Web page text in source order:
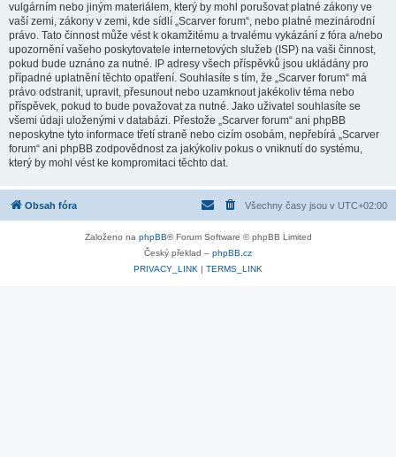
vulgárním nebo jiným materiálem, který by mohl porušovat platné zákony ve
vaší zemi, zákony v zemi, kde sídlí „Scarver forum“, nebo platné mezinárodní
právo. Tato činnost může vést k okamžitému a trvalému vykázání z fóra a/nebo
upozornění vašeho poskytovatele internetových služeb (ISP) na vaši činnost,
pokud bude uznáno za nutné. IP adresy všech příspěvků jsou ukládány pro
případné uplatnění těchto opatření. Souhlasíte s tím, že „Scarver forum“ má
právo odstranit, upravit, přesunout nebo uzamknout jakékoliv téma nebo
příspěvek, pokud to bude považovat za nutné. Jako uživatel souhlasíte se
všemi údaji uloženými v databázi. Přestože „Scarver forum“ ani phpBB
neposkytne tyto informace třetí straně nebo cizím osobám, nepřebírá „Scarver
forum“ ani phpBB zodpovědnost za jakýkoliv pokus o vniknutí do systému,
který by mohl vést ke kompromitaci těchto dat.
Obsah fóra Všechny časy jsou v UTC+02:00
Založeno na phpBB® Forum Software © phpBB Limited
Český překlad – phpBB.cz
PRIVACY_LINK | TERMS_LINK